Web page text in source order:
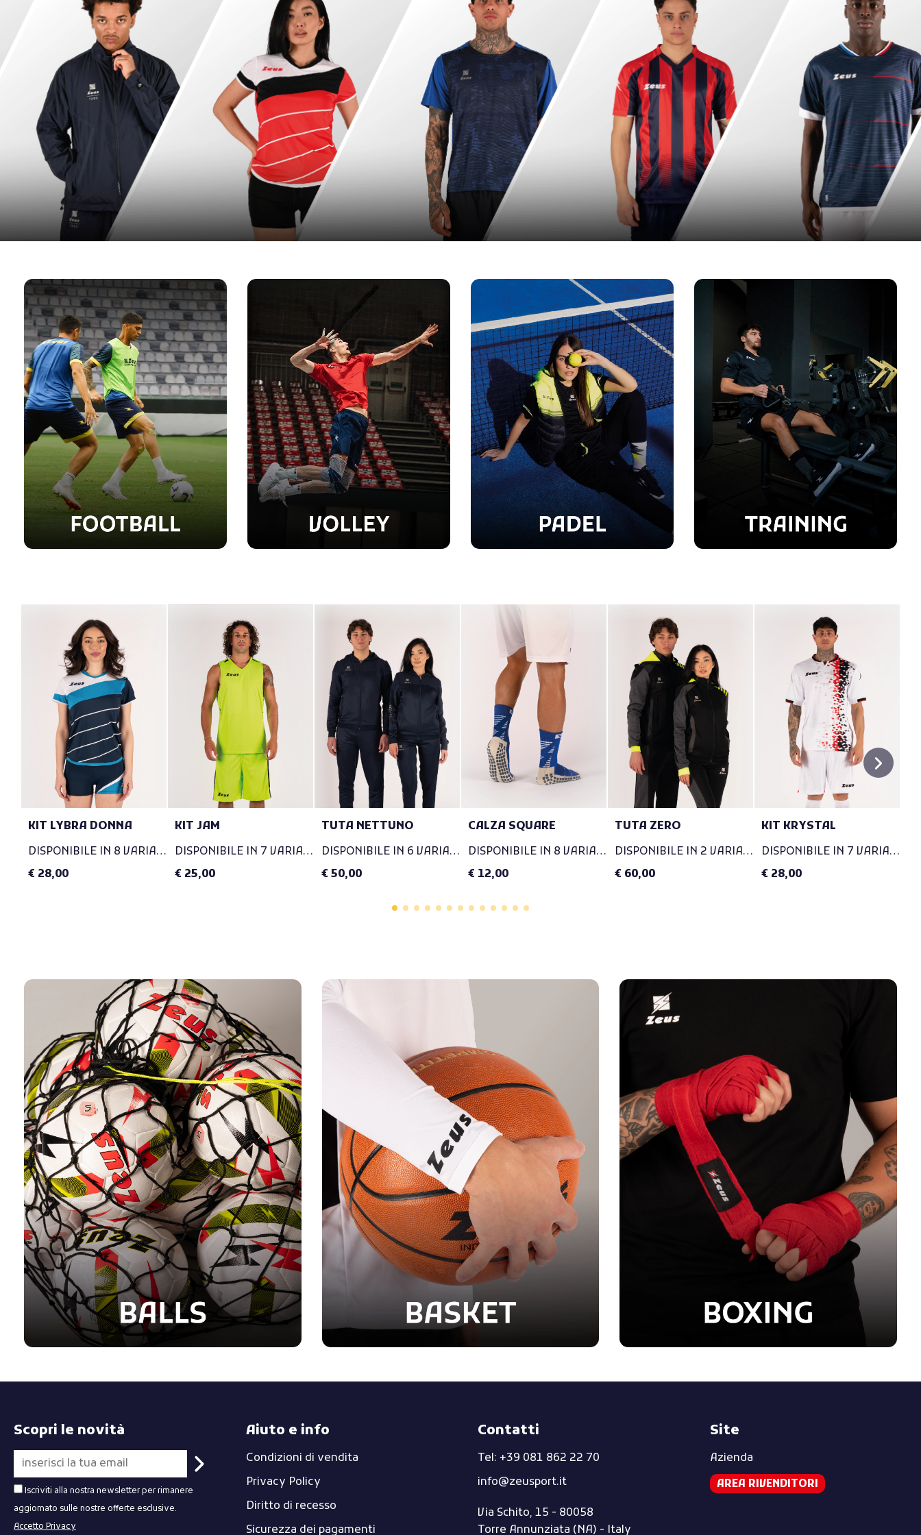
KIT LYBRA DONNA
DISPONIBILE IN 8 VARIANTI
€ 28,00
KIT JAM
DISPONIBILE IN 7 VARIANTI
€ 25,00
TUTA NETTUNO
DISPONIBILE IN 6 VARIANTI
€ 50,00
CALZA SQUARE
DISPONIBILE IN 8 VARIANTI
€ 12,00
TUTA ZERO
DISPONIBILE IN 2 VARIANTI
€ 60,00
KIT KRYSTAL
DISPONIBILE IN 7 VARIANTI
€ 28,00
Scopri le novità
Iscriviti alla nostra newsletter per rimanere
aggiornato sulle nostre offerte esclusive.
Accetto Privacy
Aiuto e info
Condizioni di vendita
Privacy Policy
Diritto di recesso
Sicurezza dei pagamenti
Contatti
Tel: +39 081 862 22 70
info@zeusport.it
Via Schito, 15 - 80058
Torre Annunziata (NA) - Italy
Site
Azienda
AREA RIVENDITORI